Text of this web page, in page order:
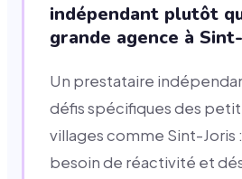
indépendant plutôt
grande agence à
Un prestataire
défis spécifiques des
villages comme Sint-Joris
besoin de réactivité et